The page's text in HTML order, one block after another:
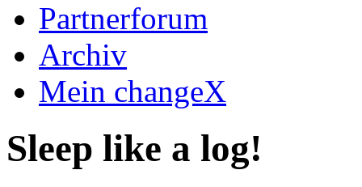
Partnerforum
Archiv
Mein changeX
Sleep like a log!